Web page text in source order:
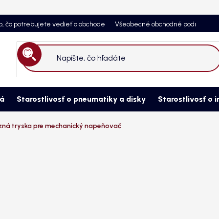
čo potrebujete vedieť o obchode Všeobecné obchodné podmienky
Hľadať
Starostlivosť o pneumatiky a disky Starostlivosť o
tryska pre mechanický napeňovač